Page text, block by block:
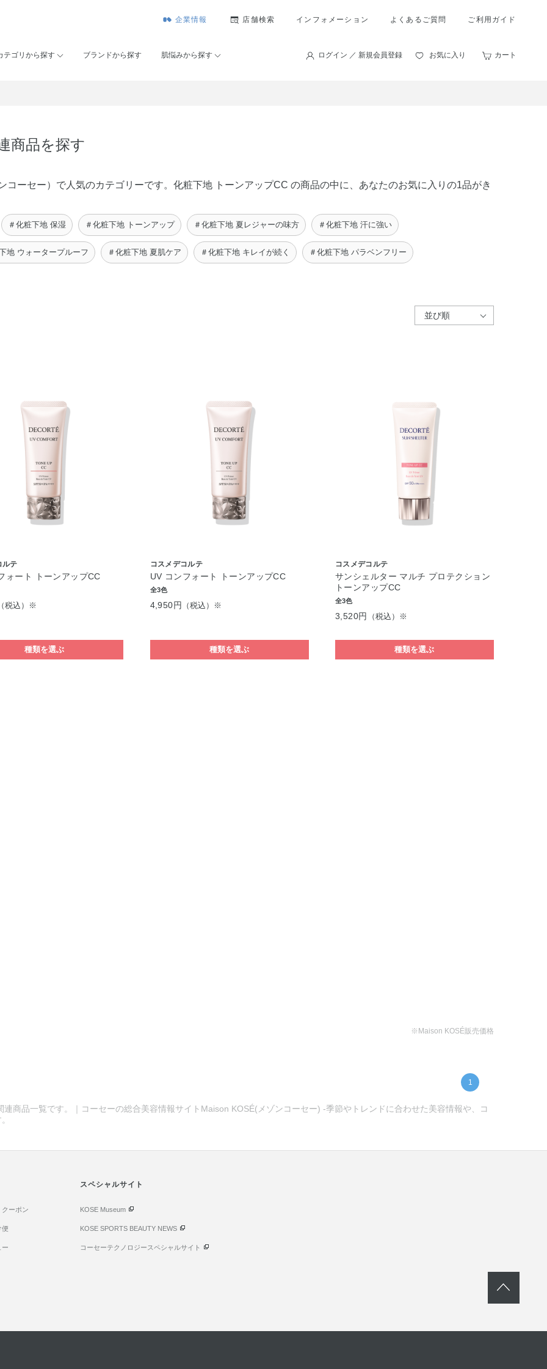
企業情報 店舗検索 インフォメーション よくあるご質問 ご利用ガイド
テゴリから探す ブランドから探す 肌悩みから探す ログイン ／ 新規会員登録 お気に入り カート
商品を探す
ーセー）で人気のカテゴリーです。化粧下地 トーンアップCC の商品の中に、あなたのお気に入りの1品がき
＃化粧下地 保湿 ＃化粧下地 トーンアップ ＃化粧下地 夏レジャーの味方 ＃化粧下地 汗に強い
地 ウォータープルーフ ＃化粧下地 夏肌ケア ＃化粧下地 キレイが続く ＃化粧下地 パラベンフリー
ルテ
ォート トーンアップCC
税込）※
種類を選ぶ
コスメデコルテ
UV コンフォート トーンアップCC
全3色
4,950円 （税込）※
種類を選ぶ
コスメデコルテ
サンシェルター マルチ プロテクション
トーンアップCC
全3色
3,520円 （税込）※
種類を選ぶ
※Maison KOSÉ販売価格
1
商品一覧です。｜コーセーの総合美容情報サイトMaison KOSÉ(メゾンコーセー) -季節やトレンドに合わせた美容情報や、コ
クーポン
便
ー
スペシャルサイト
KOSE Museum
KOSE SPORTS BEAUTY NEWS
コーセーテクノロジースペシャルサイト